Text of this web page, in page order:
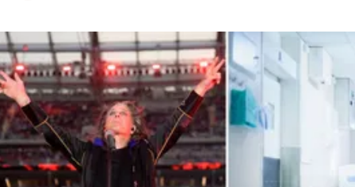
Polityka
Społeczeństwo
Wojna na Ukrainie